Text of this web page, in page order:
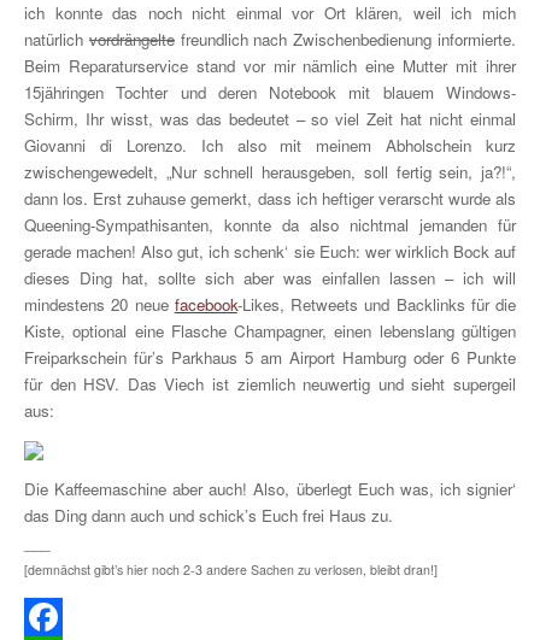
ich konnte das noch nicht einmal vor Ort klären, weil ich mich
natürlichvordrängeltefreundlich nach Zwischenbedienung informierte.
Beim Reparaturservice stand vor mir nämlich eine Mutter mit ihrer
15jähringen Tochter und deren Notebook mit blauem Windows-
Schirm, Ihr wisst, was das bedeutet – so viel Zeit hat nicht einmal
Giovanni di Lorenzo. Ich also mit meinem Abholschein kurz
zwischengewedelt, „Nur schnell herausgeben, soll fertig sein, ja?!“,
dann los. Erst zuhause gemerkt, dass ich heftiger verarscht wurde als
Queening-Sympathisanten, konnte da also nichtmal jemanden für
gerade machen! Also gut, ich schenk‘ sie Euch: wer wirklich Bock auf
dieses Ding hat, sollte sich aber was einfallen lassen – ich will
mindestens 20 neue facebook-Likes, Retweets und Backlinks für die
Kiste, optional eine Flasche Champagner, einen lebenslang gültigen
Freiparkschein für’s Parkhaus 5 am Airport Hamburg oder 6 Punkte
für den HSV. Das Viech ist ziemlich neuwertig und sieht supergeil
aus:
Die Kaffeemaschine aber auch! Also, überlegt Euch was, ich signier‘
das Ding dann auch und schick’s Euch frei Haus zu.
[demnächst gibt’s hier noch 2-3 andere Sachen zu verlosen, bleibt dran!]